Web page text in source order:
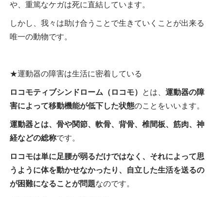
や、重篤なケガは死に直結しています。
しかし、我々は助け合うことで生きていくことが出来る
唯一の動物です。
★運動器の障害は生活に密着している
ロコモティブシンドローム（ロコモ） とは、 運動器の障
害によって移動機能が低下した状態のことをいいます。
運動器とは、骨や関節、軟骨、背骨、椎間板、筋肉、神
経などの総称です。
ロコモは単に足腰が弱るだけではなく、それによって思
うように体を動かせなかったり、自立した生活を送るの
が困難になることが問題なのです。